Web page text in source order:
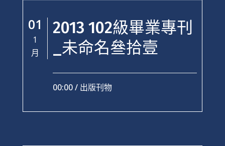
01
1
月
2013 102級畢業專刊
_未命名叄拾壹
00:00 / 出版刊物